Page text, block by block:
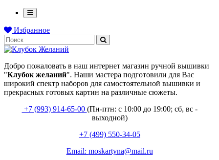
Избранное
Добро пожаловать в наш интернет магазин ручной вышивки
"Клубок желаний". Наши мастера подготовили для Вас
широкий спектр наборов для самостоятельной вышивки и
прекрасных готовых картин на различные сюжеты.
+7 (993) 914-65-00 (Пн-птн: с10:00 до 19:00; сб, вс -
выходной)
+7 (499) 550-34-05
Email: moskartyna@mail.ru